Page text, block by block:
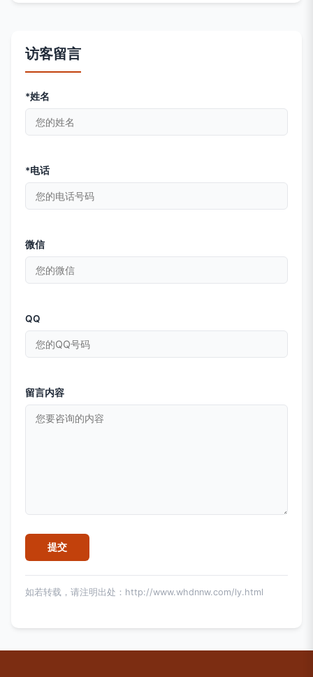
访客留言
*姓名
*电话
微信
QQ
留言内容
如若转载，请注明出处：http://www.whdnnw.com/ly.html